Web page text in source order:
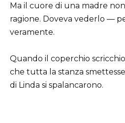
Ma il cuore di una madre
ragione. Doveva vederlo —
veramente.
Quando il coperchio
che tutta la stanza
di Linda si spalancarono.